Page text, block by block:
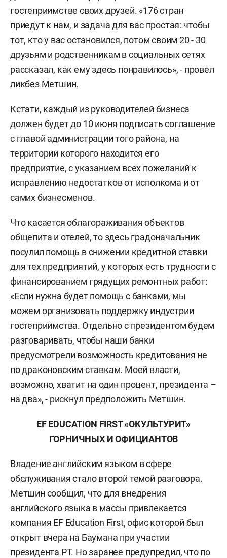
гостеприимстве своих друзей. «176 стран
приедут к нам, и задача для вас простая: чтобы
тот, кто у вас остановился, потом своим 20 - 30
друзьям и родственникам в социальных сетях
рассказал, как ему здесь понравилось», - провел
ликбез Метшин.
Кстати, каждый из руководителей бизнеса
должен будет до 10 июня подписать соглашение
с главой администрации того района, на
территории которого находится его
предприятие, с указанием всех пожеланий к
исправлению недостатков от исполкома и от
самих бизнесменов.
Что касается облагораживания объектов
общепита и отелей, то здесь градоначальник
посулил помощь в снижении кредитной ставки
для тех предприятий, у которых есть трудности с
финансированием грядущих ремонтных работ:
«Если нужна будет помощь с банками, мы
можем организовать поддержку индустрии
гостеприимства. Отдельно с президентом будем
разговаривать, чтобы наши банки
предусмотрели возможность кредитования не
по драконовским ставкам. Моей власти,
возможно, хватит на один процент, президента –
на два», - рискнул предположить Метшин.
EFEDUCATION FIRST «ОКУЛЬТУРИТ»
ГОРНИЧНЫХ И ОФИЦИАНТОВ
Владение английским языком в сфере
обслуживания стало второй темой разговора.
Метшин сообщил, что для внедрения
английского языка в массы привлекается
компания EF Education First, офис которой был
открыт вчера на Баумана при участии
президента РТ. Но заранее предупредил, что по